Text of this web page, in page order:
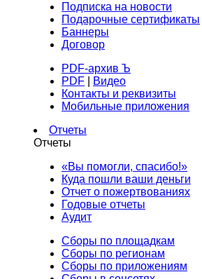
Подписка на новости
Подарочные сертификаты
Баннеры
Договор
PDF-архив Ъ
PDF
Видео
Контакты и реквизиты
Мобильные приложения
Отчеты
Отчеты
«Вы помогли, спасибо!»
Куда пошли ваши деньги
Отчет о пожертвованиях
Годовые отчеты
Аудит
Сборы по площадкам
Сборы по регионам
Сборы по приложениям